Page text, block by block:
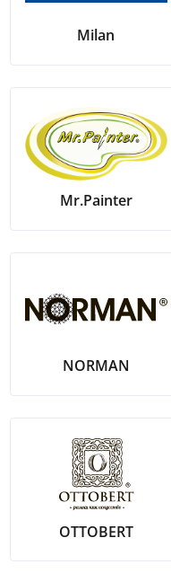
Milan
Mr.Painter
NORMAN
OTTOBERT